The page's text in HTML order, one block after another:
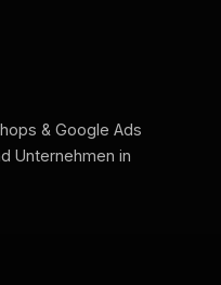
& Google Ads
Unternehmen in